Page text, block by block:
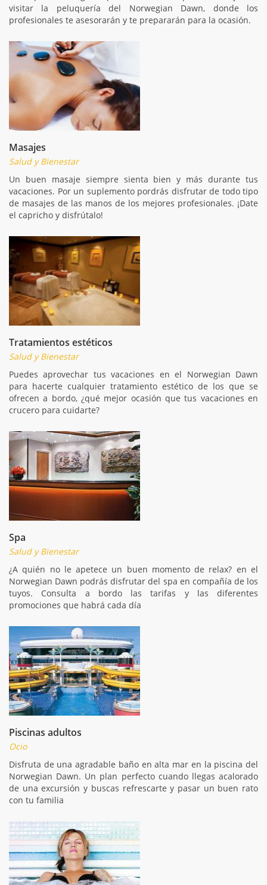
visitar la peluquería del Norwegian Dawn, donde los
profesionales te asesorarán y te prepararán para la ocasión.
Masajes
Salud y Bienestar
Un buen masaje siempre sienta bien y más durante tus
vacaciones. Por un suplemento pordrás disfrutar de todo tipo
de masajes de las manos de los mejores profesionales. ¡Date
el capricho y disfrútalo!
Tratamientos estéticos
Salud y Bienestar
Puedes aprovechar tus vacaciones en el Norwegian Dawn
para hacerte cualquier tratamiento estético de los que se
ofrecen a bordo, ¿qué mejor ocasión que tus vacaciones en
crucero para cuidarte?
Spa
Salud y Bienestar
¿A quién no le apetece un buen momento de relax? en el
Norwegian Dawn podrás disfrutar del spa en compañía de los
tuyos. Consulta a bordo las tarifas y las diferentes
promociones que habrá cada día
Piscinas adultos
Ocio
Disfruta de una agradable baño en alta mar en la piscina del
Norwegian Dawn. Un plan perfecto cuando llegas acalorado
de una excursión y buscas refrescarte y pasar un buen rato
con tu familia